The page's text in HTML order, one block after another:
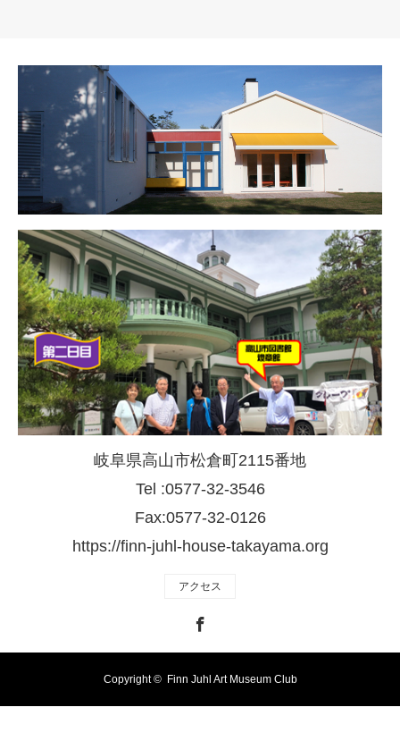
岐阜県高山市松倉町2115番地
Tel :0577-32-3546
Fax:0577-32-0126
https://finn-juhl-house-takayama.org
アクセス
Copyright © Finn Juhl Art Museum Club